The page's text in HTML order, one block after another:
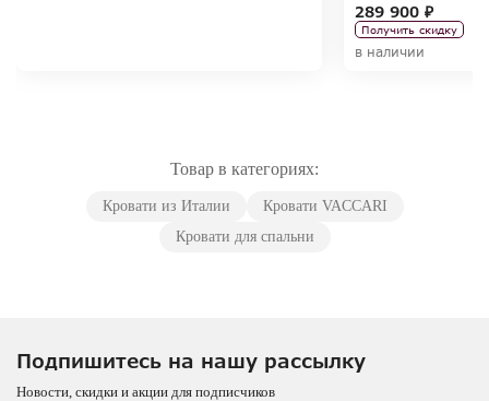
289 900 ₽
Получить скидку
в наличии
Товар в категориях:
Кровати из Италии
Кровати VACCARI
Кровати для спальни
Подпишитесь на нашу рассылку
Новости, скидки и акции для подписчиков